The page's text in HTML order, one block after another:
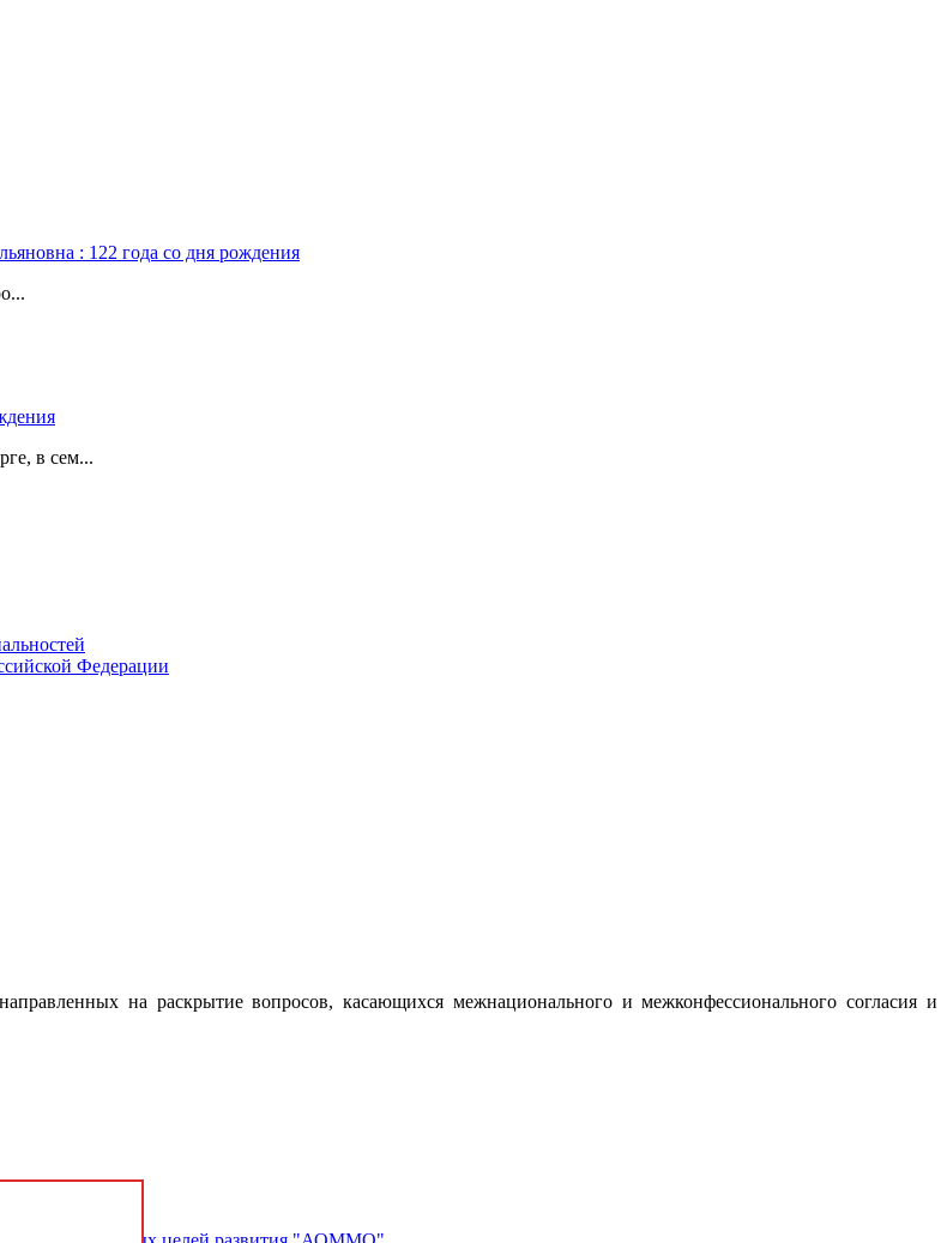
: 122 года со дня рождения
в сем...
Федерации
на раскрытие вопросов, касающихся межнационального и межконфессионального согласия и